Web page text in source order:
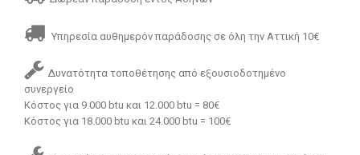
Υπηρεσία αυθημερόν παράδοσης σε όλη την Αττική 10€
Δυνατότητα τοποθέτησης από εξουσιοδοτημένο
συνεργείο
Κόστος για 9.000 btu και 12.000 btu = 80€
Κόστος για 18.000 btu και 24.000 btu = 100€